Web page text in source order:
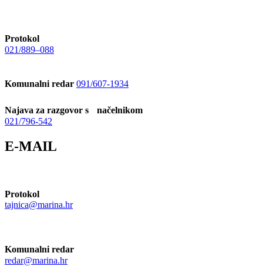
Protokol
021/889–088
Komunalni redar 091/607-1934
Najava za razgovor s načelnikom
021/796-542
E-MAIL
Protokol
tajnica@marina.hr
Komunalni redar
redar@marina.hr